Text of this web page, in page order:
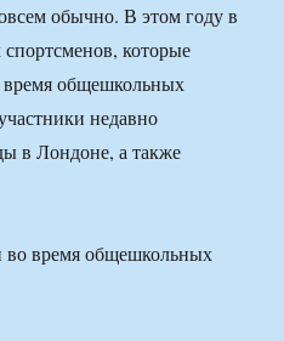
обычно. В этом году в
которые
время общешкольных
недавно
в Лондоне, а также
время общешкольных